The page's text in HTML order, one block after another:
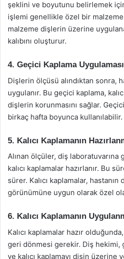
şeklini ve boyutunu belirlemek
işlemi genellikle özel bir malzeme
malzeme dişlerin üzerine
kalıbını oluşturur.
4. Geçici Kaplama Uygulaması
Dişlerin ölçüsü alındıktan sonra,
uygulanır. Bu geçici kaplama,
dişlerin korunmasını sağlar.
birkaç hafta boyunca kullanılabilir.
5. Kalıcı Kaplamanın
Alınan ölçüler, diş
kalıcı kaplamalar hazırlanır. Bu
sürer. Kalıcı kaplamalar,
görünümüne uygun olarak özel
6. Kalıcı Kaplamanın
Kalıcı kaplamalar hazır
geri dönmesi gerekir. Diş hekimi,
ve kalıcı kaplamayı dişin üzerine